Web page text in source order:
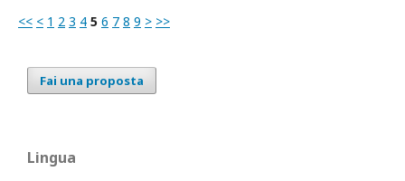
<< < 1 2 3 4 5 6 7 8 9 > >>
Fai una proposta
Lingua